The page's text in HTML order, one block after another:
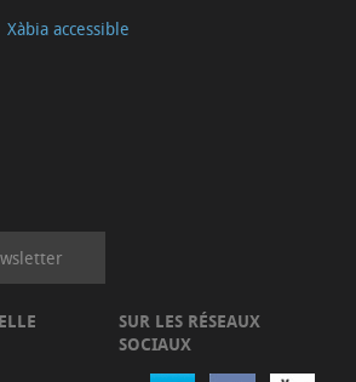
Xàbia accessible
SUR LES RÉSEAUX
SOCIAUX